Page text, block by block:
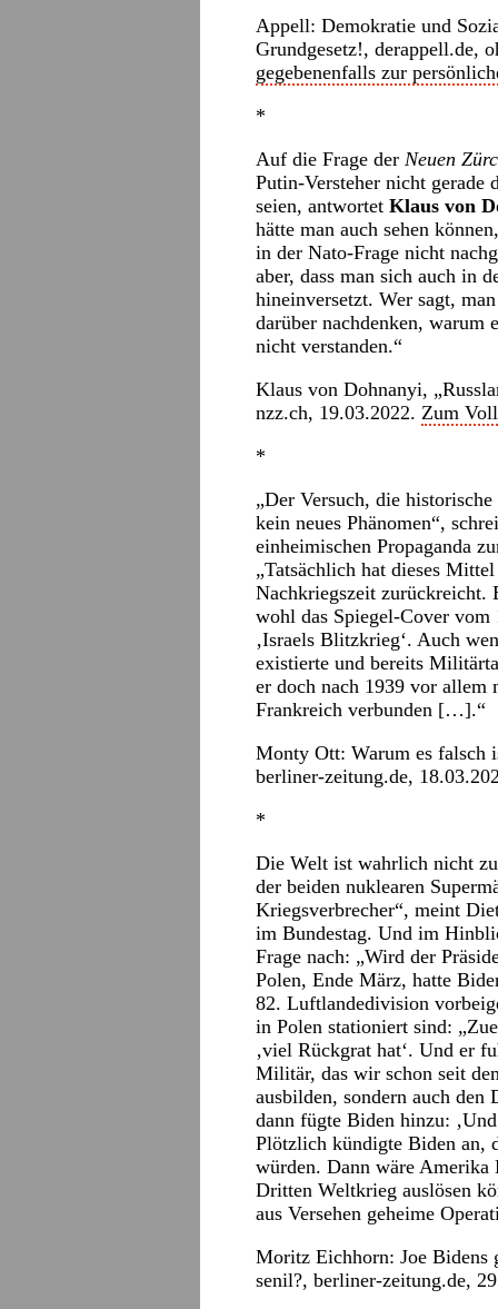
Appell: Demokratie und
Grundgesetz!, derappell.de,
gegebenenfalls zur
*
Auf die Frage der Neuen
Putin-Versteher nicht gerade
seien, antwortet Klaus von
hätte man auch sehen
in der Nato-Frage nicht
aber, dass man sich auch in
hineinversetzt. Wer sagt,
darüber nachdenken,
nicht verstanden.“
Klaus von Dohnanyi,
nzz.ch, 19.03.2022. Zum
*
„Der Versuch, die
kein neues Phänomen“,
einheimischen Propaganda
„Tatsächlich hat dieses
Nachkriegszeit zurückreicht.
wohl das Spiegel-Cover
‚Israels Blitzkrieg‘. Auch
existierte und bereits
er doch nach 1939 vor allem
Frankreich verbunden […].“
Monty Ott: Warum es falsch
berliner-zeitung.de,
*
Die Welt ist wahrlich nicht zu
der beiden nuklearen
Kriegsverbrecher“, meint
im Bundestag. Und im
Frage nach: „Wird der
Polen, Ende März, hatte
82. Luftlandedivision
in Polen stationiert sind:
‚viel Rückgrat hat‘. Und er
Militär, das wir schon seit
ausbilden, sondern auch den
dann fügte Biden hinzu:
Plötzlich kündigte Biden an,
würden. Dann wäre Amerika
Dritten Weltkrieg auslösen
aus Versehen geheime
Moritz Eichhorn: Joe Bidens
senil?, berliner-zeitung.de,